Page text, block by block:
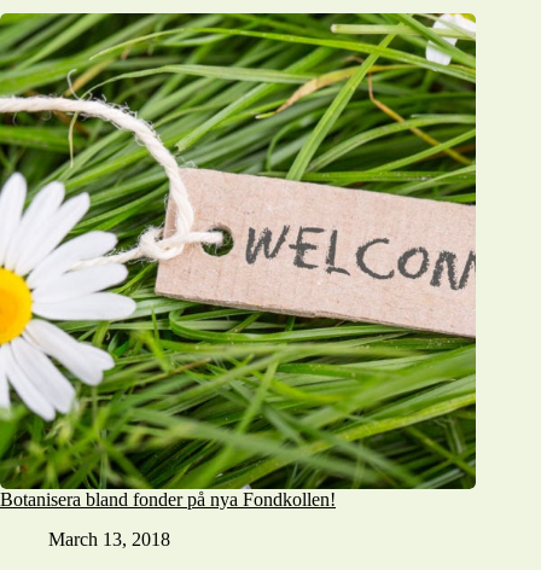
Botanisera bland fonder på nya Fondkollen!
March 13, 2018